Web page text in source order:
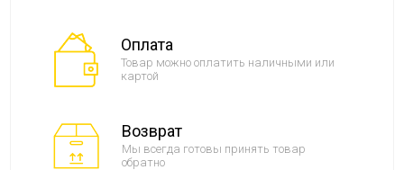
Оплата
Товар можно оплатить наличными или
картой
Возврат
Мы всегда готовы принять товар
обратно